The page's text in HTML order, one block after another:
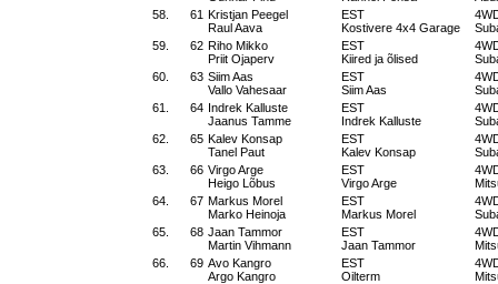
58.
61 Kristjan Peegel
Raul Aava
EST
Kostivere 4x4 Garage
59.
62 Riho Mikko
Priit Ojaperv
EST
Kiired ja õlised
60.
63 Siim Aas
Vallo Vahesaar
EST
Siim Aas
61.
64 Indrek Kalluste
Jaanus Tamme
EST
Indrek Kalluste
62.
65 Kalev Konsap
Tanel Paut
EST
Kalev Konsap
63.
66 Virgo Arge
Heigo Lõbus
EST
Virgo Arge
64.
67 Markus Morel
Marko Heinoja
EST
Markus Morel
65.
68 Jaan Tammor
Martin Vihmann
EST
Jaan Tammor
66.
69 Avo Kangro
Argo Kangro
EST
Oilterm